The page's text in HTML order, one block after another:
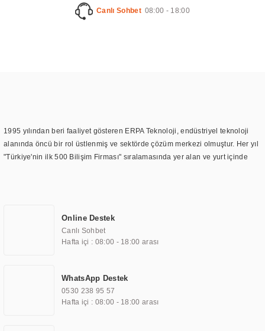
Canlı Sohbet 08:00 - 18:00
1995 yılından beri faaliyet gösteren ERPA Teknoloji, endüstriyel teknoloji
alanında öncü bir rol üstlenmiş ve sektörde çözüm merkezi olmuştur. Her yıl
"Türkiye'nin ilk 500 Bilişim Firması" sıralamasında yer alan ve yurt içinde
TOCHI markası altında kendi ürettiği ürünlerde kullanmıştır. Günümüzde
TOCHI; videowall, digital signage, kiosk, totem, akıllı durak ekranı, araç içi
ekran, asansör ekranı, digital menüboard, marin ekran, medikal ekran,
ekranları, endüstriyel ekranlar, kapı önü bilgi ekranları, panel PC,
endüstriyel Panel PC, mini PC, endüstriyel mini PC ve akıllı bina sistemleri
gibi çözümleri 4.5" ile 110” boyutları arasında üretebilirken, ayrıca standart
Online Destek
Canlı Sohbet
Hafta içi : 08:00 - 18:00 arası
WhatsApp Destek
0530 238 95 57
Hafta içi : 08:00 - 18:00 arası